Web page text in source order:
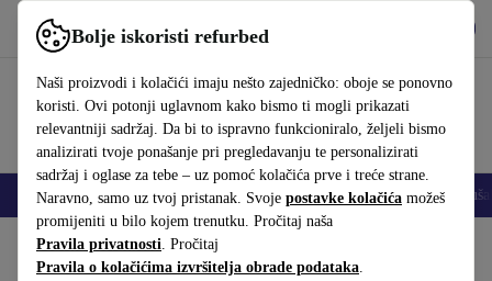
Bolje iskoristi refurbed
Naši proizvodi i kolačići imaju nešto zajedničko: oboje se ponovno
koristi. Ovi potonji uglavnom kako bismo ti mogli prikazati
relevantniji sadržaj. Da bi to ispravno funkcioniralo, željeli bismo
analizirati tvoje ponašanje pri pregledavanju te personalizirati
sadržaj i oglase za tebe – uz pomoć kolačića prve i treće strane.
Naravno, samo uz tvoj pristanak. Svoje postavke kolačića možeš
promijeniti u bilo kojem trenutku. Pročitaj naša
Pravila privatnosti. Pročitaj
Pravila o kolačićima izvršitelja obrade podataka.
Koristi refurbed brzo i jednostavno
Mobiteli Prijenosna računala Tableti Pametni satovi Dodaci
Početna stranica Proizvodi Pametni satovi